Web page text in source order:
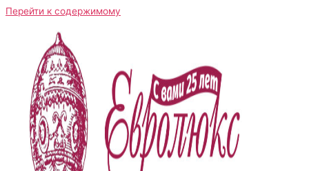
Перейти к содержимому